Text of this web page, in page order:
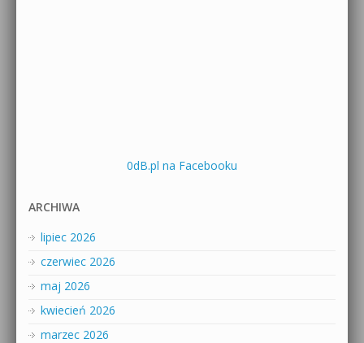
0dB.pl na Facebooku
ARCHIWA
lipiec 2026
czerwiec 2026
maj 2026
kwiecień 2026
marzec 2026